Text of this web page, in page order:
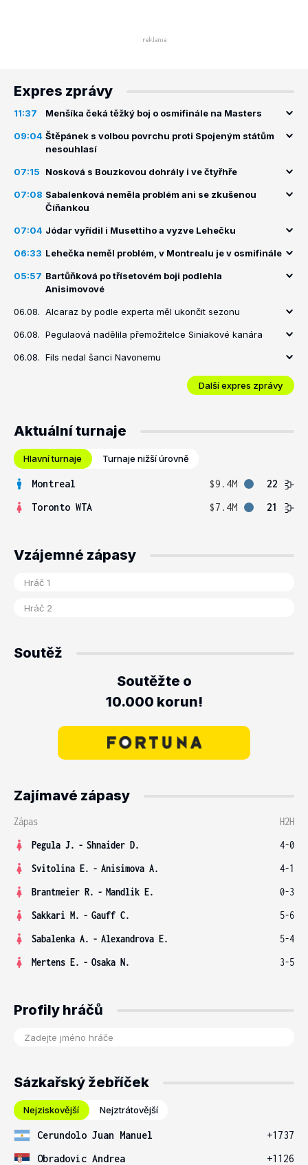
Expres zprávy
11:37 Menšíka čeká těžký boj o osmifinále na Masters
09:04 Štěpánek s volbou povrchu proti Spojeným státům
nesouhlasí
07:15 Nosková s Bouzkovou dohrály i ve čtyřhře
07:08 Sabalenková neměla problém ani se zkušenou
Číňankou
07:04 Jódar vyřídil i Musettiho a vyzve Lehečku
06:33 Lehečka neměl problém, v Montrealu je v osmifinále
05:57 Bartůňková po třísetovém boji podlehla
Anisimovové
06.08. Alcaraz by podle experta měl ukončit sezonu
06.08. Pegulaová nadělila přemožitelce Siniakové kanára
06.08. Fils nedal šanci Navonemu
Další expres zprávy
Aktuální turnaje
Hlavní turnaje Turnaje nižší úrovně
Montreal $9.4M
22
Toronto WTA
$7.4M 21
Vzájemné zápasy
Soutěž
Soutěžte o
10.000 korun!
Zajímavé zápasy
Zápas
H2H
Pegula J. - Shnaider D.
4-0
Svitolina E. - Anisimova A.
4-1
Brantmeier R. - Mandlik E.
0-3
Sakkari M. - Gauff C.
5-6
Sabalenka A. - Alexandrova E.
5-4
Mertens E. - Osaka N. 3-5
Profily hráčů
Sázkařský žebříček
Nejziskovější Nejztrátovější
Cerundolo Juan Manuel
+1737
Obradovic Andrea
+1126